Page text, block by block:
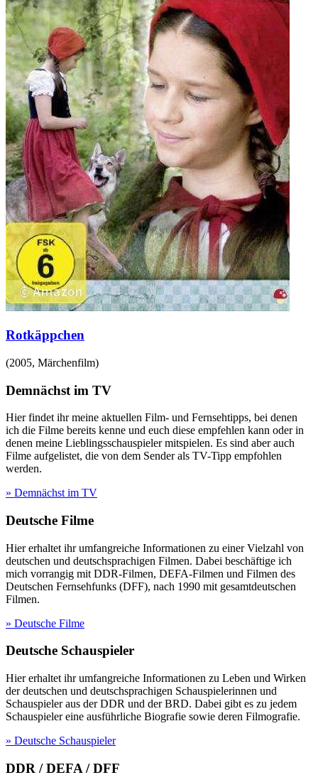
Rotkäppchen
(2005, Märchenfilm)
Demnächst im TV
Hier findet ihr meine aktuellen Film- und Fernsehtipps, bei denen
ich die Filme bereits kenne und euch diese empfehlen kann oder in
denen meine Lieblingsschauspieler mitspielen. Es sind aber auch
Filme aufgelistet, die von dem Sender als TV-Tipp empfohlen
werden.
» Demnächst im TV
Deutsche Filme
Hier erhaltet ihr umfangreiche Informationen zu einer Vielzahl von
deutschen und deutschsprachigen Filmen. Dabei beschäftige ich
mich vorrangig mit DDR-Filmen, DEFA-Filmen und Filmen des
Deutschen Fernsehfunks (DFF), nach 1990 mit gesamtdeutschen
Filmen.
» Deutsche Filme
Deutsche Schauspieler
Hier erhaltet ihr umfangreiche Informationen zu Leben und Wirken
der deutschen und deutschsprachigen Schauspielerinnen und
Schauspieler aus der DDR und der BRD. Dabei gibt es zu jedem
Schauspieler eine ausführliche Biografie sowie deren Filmografie.
» Deutsche Schauspieler
DDR / DEFA / DFF